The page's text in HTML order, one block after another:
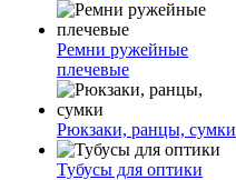
Ремни ружейные
плечевые
Рюкзаки, ранцы, сумки
Тубусы для оптики